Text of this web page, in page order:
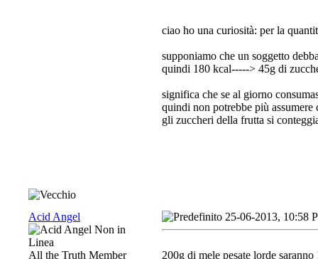
ciao ho una curiosità: per la
supponiamo che un soggetto
quindi 180 kcal-----> 45g di
significa che se al giorno
quindi non potrebbe più
gli zuccheri della frutta si
Acid Angel
All the Truth Member
25-06-2013, 10:58
200g di mele pesate lorde